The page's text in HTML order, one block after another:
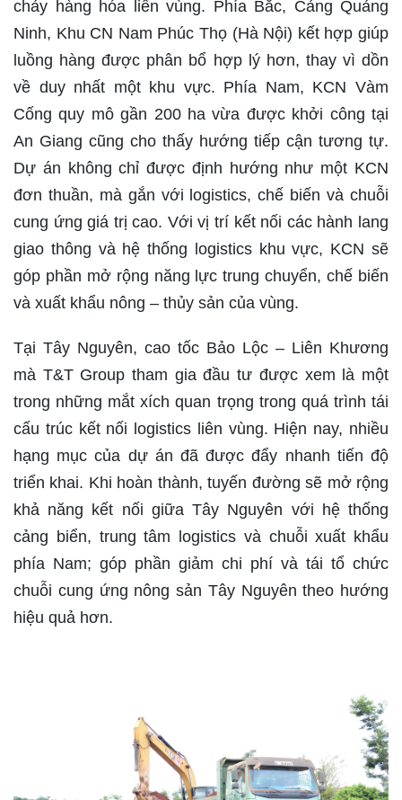
chảy hàng hóa liên vùng. Phía Bắc, Cảng Quảng
Ninh, Khu CN Nam Phúc Thọ (Hà Nội) kết hợp giúp
luồng hàng được phân bổ hợp lý hơn, thay vì dồn
về duy nhất một khu vực. Phía Nam, KCN Vàm
Cống quy mô gần 200 ha vừa được khởi công tại
An Giang cũng cho thấy hướng tiếp cận tương tự.
Dự án không chỉ được định hướng như một KCN
đơn thuần, mà gắn với logistics, chế biến và chuỗi
cung ứng giá trị cao. Với vị trí kết nối các hành lang
giao thông và hệ thống logistics khu vực, KCN sẽ
góp phần mở rộng năng lực trung chuyển, chế biến
và xuất khẩu nông – thủy sản của vùng.
Tại Tây Nguyên, cao tốc Bảo Lộc – Liên Khương
mà T&T Group tham gia đầu tư được xem là một
trong những mắt xích quan trọng trong quá trình tái
cấu trúc kết nối logistics liên vùng. Hiện nay, nhiều
hạng mục của dự án đã được đẩy nhanh tiến độ
triển khai. Khi hoàn thành, tuyến đường sẽ mở rộng
khả năng kết nối giữa Tây Nguyên với hệ thống
cảng biển, trung tâm logistics và chuỗi xuất khẩu
phía Nam; góp phần giảm chi phí và tái tổ chức
chuỗi cung ứng nông sản Tây Nguyên theo hướng
hiệu quả hơn.